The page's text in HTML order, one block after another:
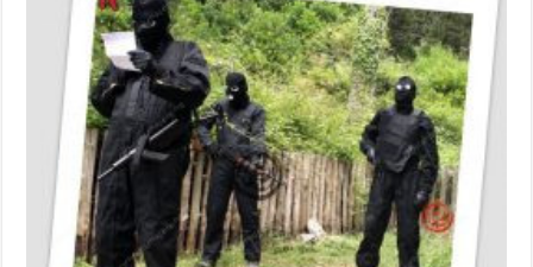
personnes
mises
en
examen
–
5
incarcérées
–
Les
réactions
en
#Corse
depuis
le
6
octobre
2020